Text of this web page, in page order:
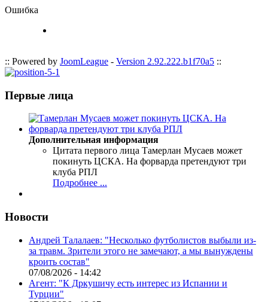
Ошибка
:: Powered by JoomLeague - Version 2.92.222.b1f70a5 ::
Первые лица
Дополнительная информация
Цитата первого лица Тамерлан Мусаев может
покинуть ЦСКА. На форварда претендуют три
клуба РПЛ
Подробнее ...
Новости
Андрей Талалаев: "Несколько футболистов выбыли из-
за травм. Зрители этого не замечают, а мы вынуждены
кроить состав"
07/08/2026 - 14:42
Агент: "К Дркушичу есть интерес из Испании и
Турции"